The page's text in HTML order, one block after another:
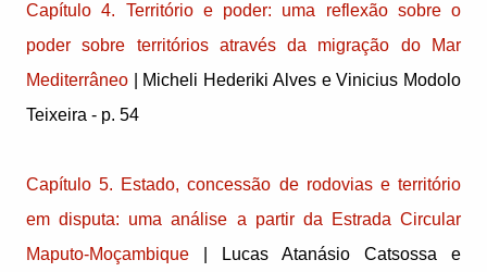
Capítulo 4. Território e poder: uma reflexão sobre o
poder sobre territórios através da migração do Mar
Mediterrâneo | Micheli Hederiki Alves e Vinicius Modolo
Teixeira - p. 54
Capítulo 5. Estado, concessão de rodovias e território
em disputa: uma análise a partir da Estrada Circular
Maputo-Moçambique | Lucas Atanásio Catsossa e